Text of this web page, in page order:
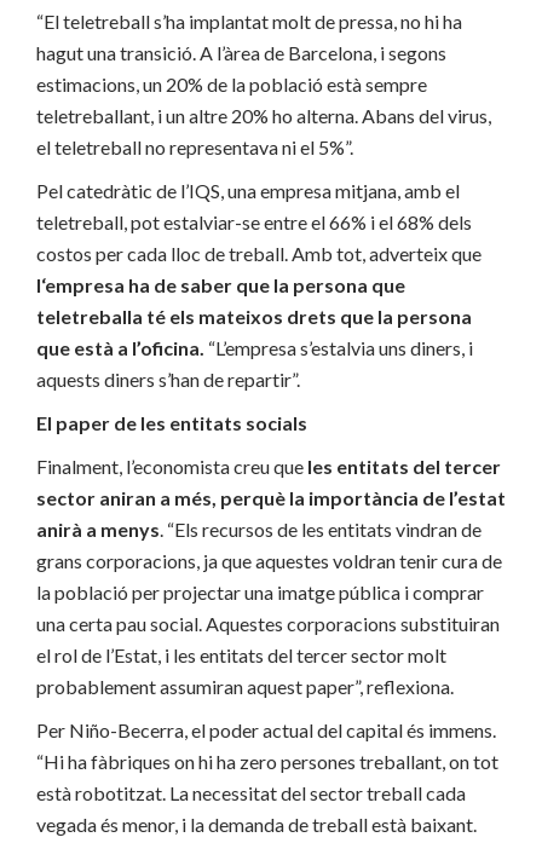
“El teletreball s’ha implantat molt de pressa, no hi ha
hagut una transició. A l’àrea de Barcelona, i segons
estimacions, un 20% de la població està sempre
teletreballant, i un altre 20% ho alterna. Abans del virus,
el teletreball no representava ni el 5%”.
Pel catedràtic de l’IQS, una empresa mitjana, amb el
teletreball, pot estalviar-se entre el 66% i el 68% dels
costos per cada lloc de treball. Amb tot, adverteix que
l‘empresa ha de saber que la persona que
teletreballa té els mateixos drets que la persona
que està a l’oficina. “L’empresa s’estalvia uns diners, i
aquests diners s’han de repartir”.
El paper de les entitats socials
Finalment, l’economista creu que les entitats del tercer
sector aniran a més, perquè la importància de l’estat
anirà a menys. “Els recursos de les entitats vindran de
grans corporacions, ja que aquestes voldran tenir cura de
la població per projectar una imatge pública i comprar
una certa pau social. Aquestes corporacions substituiran
el rol de l’Estat, i les entitats del tercer sector molt
probablement assumiran aquest paper”, reflexiona.
Per Niño-Becerra, el poder actual del capital és immens.
“Hi ha fàbriques on hi ha zero persones treballant, on tot
està robotitzat. La necessitat del sector treball cada
vegada és menor, i la demanda de treball està baixant.